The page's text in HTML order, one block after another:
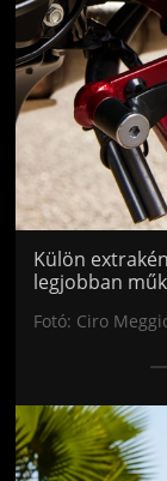
Külön
legjobban
Fotó: Ciro